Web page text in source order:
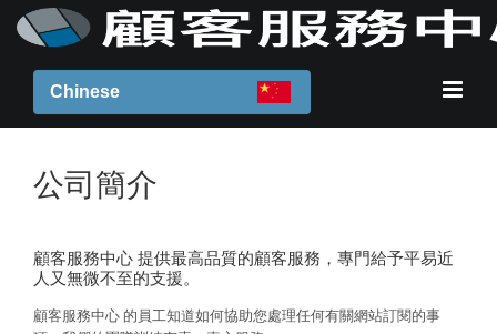
Chinese
公司簡介
顧客服務中心 提供最高品質的顧客服務，專門給予平易近
人又無微不至的支援。
顧客服務中心 的員工知道如何協助您處理任何有關網站訂閱的事